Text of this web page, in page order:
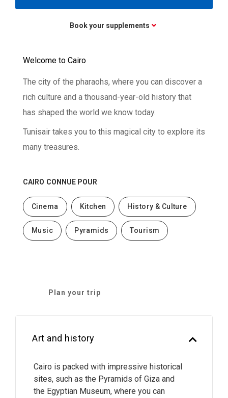
Book your supplements
Welcome to Cairo
The city of the pharaohs, where you can discover a
rich culture and a thousand-year-old history that
has shaped the world we know today.
Tunisair takes you to this magical city to explore its
many treasures.
CAIRO CONNUE POUR
Cinema Kitchen History & Culture
Music Pyramids Tourism
Plan your trip
Art and history
Cairo is packed with impressive historical
sites, such as the Pyramids of Giza and
the Egyptian Museum, where you can